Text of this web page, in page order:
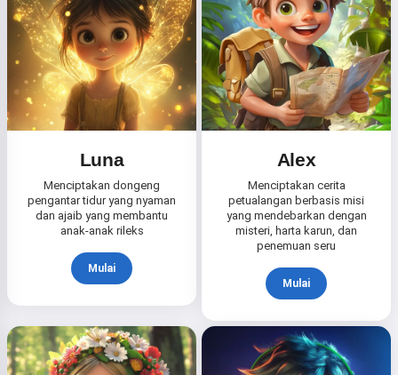
Luna
Menciptakan dongeng
pengantar tidur yang nyaman
dan ajaib yang membantu
anak-anak rileks
Mulai
Alex
Menciptakan cerita
petualangan berbasis misi
yang mendebarkan dengan
misteri, harta karun, dan
penemuan seru
Mulai